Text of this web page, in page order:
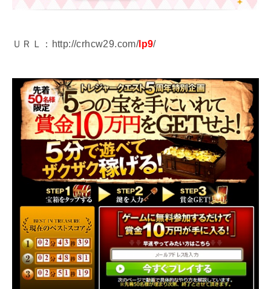
ＵＲＬ：http://crhcw29.com/lp9/